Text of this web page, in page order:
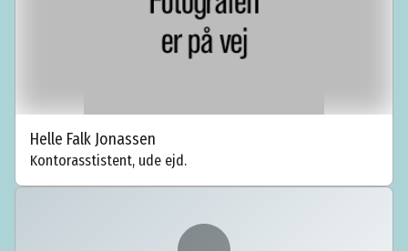
Helle Falk Jonassen
Kontorasstistent, ude ejd.